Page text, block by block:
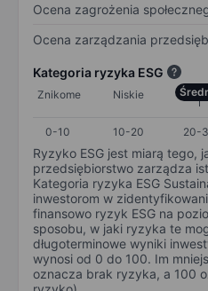
Ocena zagrożenia
Ocena zarządzania
Kategoria ryzyka ESG
Znikome Niskie
0-10
10-20 20-
Ryzyko ESG jest miarą tego,
przedsiębiorstwo zarządza
Kategoria ryzyka ESG
inwestorom w
finansowo ryzyk ESG na
sposobu, w jaki ryzyka te
długoterminowe wyniki
wynosi od 0 do 100. Im
oznacza brak ryzyka, a 100